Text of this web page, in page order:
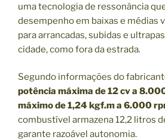
uma tecnologia de ressonância
desempenho em baixas e médias
para arrancadas, subidas e
cidade, como fora da estrada.
Segundo informações do
potência máxima de 12 cv a
máximo de 1,24 kgf.m a 6.000
combustível armazena 12,2 litros
garante razoável autonomia.